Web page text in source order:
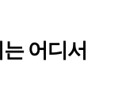
어디서